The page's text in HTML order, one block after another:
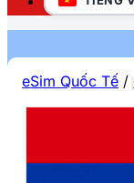
eSim Quốc Tế /